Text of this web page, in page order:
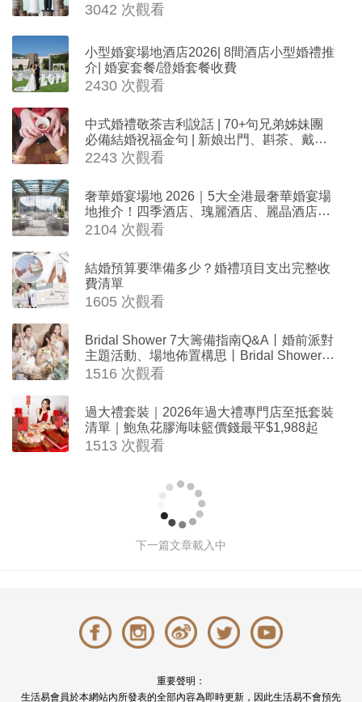
3042 次觀看
小型婚宴場地酒店2026| 8間酒店小型婚禮推
介| 婚宴套餐/證婚套餐收費
2430 次觀看
中式婚禮敬茶吉利說話 | 70+句兄弟姊妹團
必備結婚祝福金句 | 新娘出門、斟茶、戴金
器時金句
2243 次觀看
奢華婚宴場地 2026｜5大全港最奢華婚宴場
地推介！四季酒店、瑰麗酒店、麗晶酒店、
Cloud 39、合和酒店 打造夢幻氣派婚禮
2104 次觀看
結婚預算要準備多少？婚禮項目支出完整收
費清單
1605 次觀看
Bridal Shower 7大籌備指南Q&A丨婚前派對
主題活動、場地佈置構思丨Bridal Shower打
卡姊妹裝靈感＋特色場地推介
1516 次觀看
過大禮套裝｜2026年過大禮專門店至抵套裝
清單｜鮑魚花膠海味籃價錢最平$1,988起
1513 次觀看
輕婚紗款式2026｜6大本地輕婚紗租借
品牌推介｜編輯精選推薦網購20款簡約